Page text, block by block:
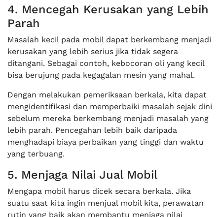
4. Mencegah Kerusakan yang Lebih
Parah
Masalah kecil pada mobil dapat berkembang menjadi
kerusakan yang lebih serius jika tidak segera
ditangani. Sebagai contoh, kebocoran oli yang kecil
bisa berujung pada kegagalan mesin yang mahal.
Dengan melakukan pemeriksaan berkala, kita dapat
mengidentifikasi dan memperbaiki masalah sejak dini
sebelum mereka berkembang menjadi masalah yang
lebih parah. Pencegahan lebih baik daripada
menghadapi biaya perbaikan yang tinggi dan waktu
yang terbuang.
5. Menjaga Nilai Jual Mobil
Mengapa mobil harus dicek secara berkala. Jika
suatu saat kita ingin menjual mobil kita, perawatan
rutin yang baik akan membantu menjaga nilai